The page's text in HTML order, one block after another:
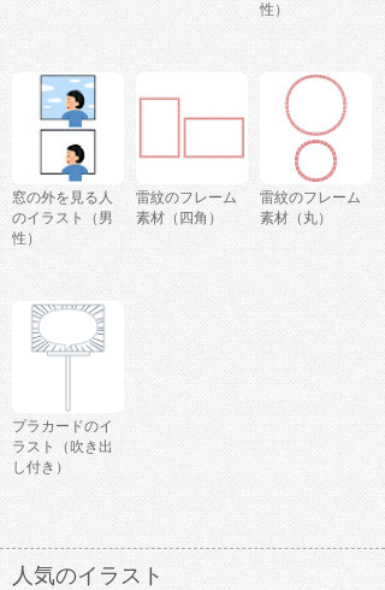
性）
窓の外を見る人
のイラスト（男
性）
雷紋のフレーム
素材（四角）
雷紋のフレーム
素材（丸）
プラカードのイ
ラスト（吹き出
し付き）
人気のイラスト